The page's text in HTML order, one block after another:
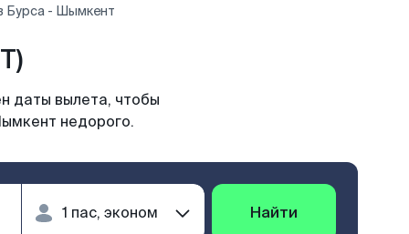
Бурса - Шымкент
даты вылета, чтобы
недорого.
Найти